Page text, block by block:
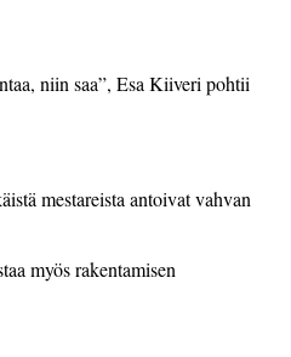
niin saa”, Esa Kiiveri pohtii
mestareista antoivat vahvan
myös rakentamisen